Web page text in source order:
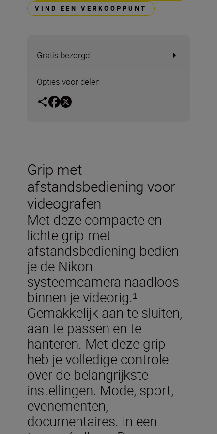
VIND EEN VERKOOPPUNT
Gratis bezorgd
Opties voor delen
Grip met
afstandsbediening voor
videografen
Met deze compacte en
lichte grip met
afstandsbediening bedien
je de Nikon-
systeemcamera naadloos
binnen je videorig.¹
Gemakkelijk aan te sluiten,
aan te passen en te
hanteren. Met deze grip
heb je volledige controle
over de belangrijkste
instellingen. Mode, sport,
evenementen,
documentaires. In een